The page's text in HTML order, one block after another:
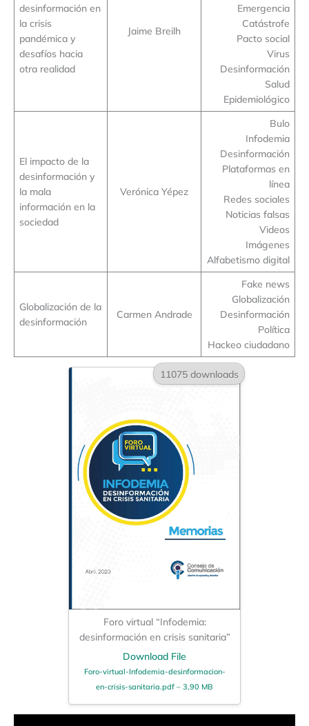
desinformación en
la crisis
pandémica y
desafíos hacia
otra realidad
Jaime Breilh
Emergencia
Catástrofe
Pacto social
Virus
Desinformación
Salud
Epidemiológico
El impacto de la
desinformación y
la mala
información en la
sociedad
Verónica Yépez
Bulo
Infodemia
Desinformación
Plataformas en
línea
Redes sociales
Noticias falsas
Videos
Imágenes
Alfabetismo digital
Globalización de la
desinformación
Carmen Andrade
Fake news
Globalización
Desinformación
Política
Hackeo ciudadano
11075 downloads
Foro virtual “Infodemia:
desinformación en crisis sanitaria”
Download File
Foro-virtual-Infodemia-desinformacion-
en-crisis-sanitaria.pdf – 3,90 MB